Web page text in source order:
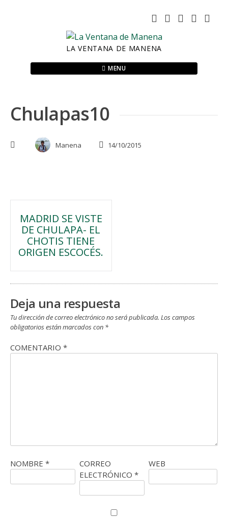
LA VENTANA DE MANENA
MENU
Chulapas10
Manena 14/10/2015
Navegación
de
entradas
MADRID SE VISTE
DE CHULAPA- EL
CHOTIS TIENE
ORIGEN ESCOCÉS.
Deja una respuesta
Tu dirección de correo electrónico no será publicada. Los campos
obligatorios están marcados con *
COMENTARIO *
NOMBRE *
CORREO
ELECTRÓNICO *
WEB